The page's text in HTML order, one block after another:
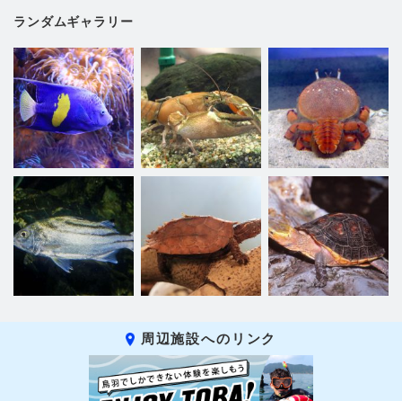
ランダムギャラリー
周辺施設へのリンク